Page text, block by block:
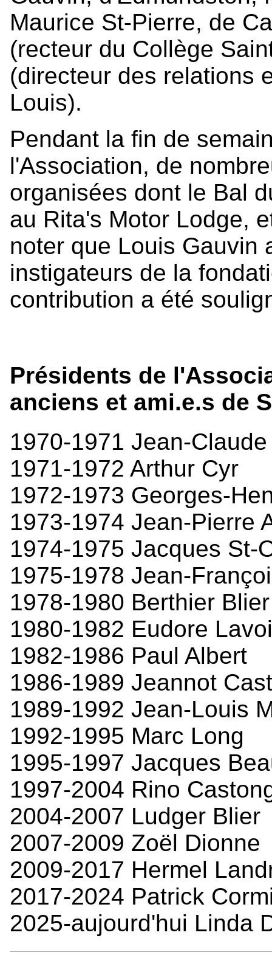
Maurice St-Pierre, de
(recteur du Collège
(directeur des relations
Louis).
Pendant la fin de
l'Association, de
organisées dont le Bal
au Rita's Motor Lodge,
noter que Louis Gauvin
instigateurs de la
contribution a été
Présidents de
anciens et ami.e.s de
1970-1971 Jean-
1971-1972 Arthur Cyr
1972-1973 Georges-
1973-1974 Jean-Pierre
1974-1975 Jacques St-
1975-1978 Jean-
1978-1980 Berthier Blier
1980-1982 Eudore
1982-1986 Paul Albert
1986-1989 Jeannot
1989-1992 Jean-Louis
1992-1995 Marc Long
1995-1997 Jacques
1997-2004 Rino
2004-2007 Ludger Blier
2007-2009 Zoël Dionne
2009-2017 Hermel
2017-2024 Patrick
2025-aujourd'hui Linda